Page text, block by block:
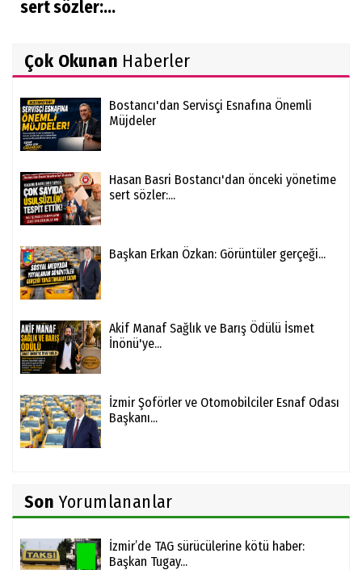
sert sözler:...
Çok Okunan Haberler
Bostancı'dan Servisçi Esnafına Önemli
Müjdeler
Hasan Basri Bostancı'dan önceki yönetime
sert sözler:...
Başkan Erkan Özkan: Görüntüler gerçeği...
Akif Manaf Sağlık ve Barış Ödülü İsmet
İnönü'ye...
İzmir Şoförler ve Otomobilciler Esnaf Odası
Başkanı...
Son Yorumlananlar
İzmir’de TAG sürücülerine kötü haber:
Başkan Tugay...